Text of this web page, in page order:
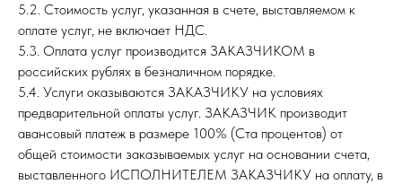
5.2. Стоимость услуг, указанная в счете, выставляемом к
оплате услуг, не включает НДС.
5.3. Оплата услуг производится ЗАКАЗЧИКОМ в
российских рублях в безналичном порядке.
5.4. Услуги оказываются ЗАКАЗЧИКУ на условиях
предварительной оплаты услуг. ЗАКАЗЧИК производит
авансовый платеж в размере 100% (Ста процентов) от
общей стоимости заказываемых услуг на основании счета,
выставленного ИСПОЛНИТЕЛЕМ ЗАКАЗЧИКУ на оплату, в